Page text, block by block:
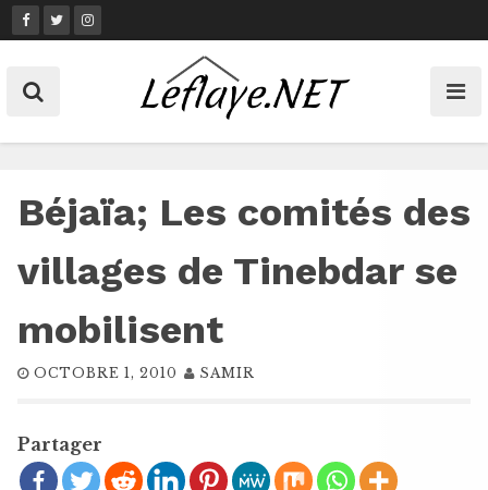
Skip
to
Béjaïa; Les comités des
villages de Tinebdar se
mobilisent
OCTOBRE 1, 2010 SAMIR
Partager